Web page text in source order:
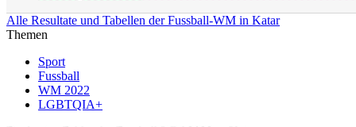
Alle Resultate und Tabellen der Fussball-WM in Katar
Themen
Sport
Fussball
WM 2022
LGBTQIA+